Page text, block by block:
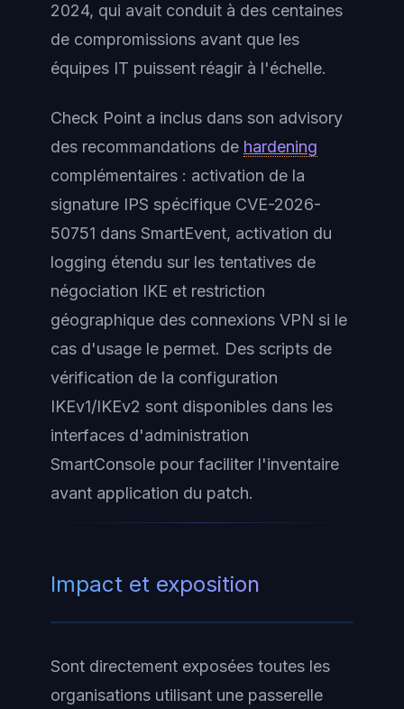
2024, qui avait conduit à des centaines
de compromissions avant que les
équipes IT puissent réagir à l'échelle.
Check Point a inclus dans son advisory
des recommandations de hardening
complémentaires : activation de la
signature IPS spécifique CVE-2026-
50751 dans SmartEvent, activation du
logging étendu sur les tentatives de
négociation IKE et restriction
géographique des connexions VPN si le
cas d'usage le permet. Des scripts de
vérification de la configuration
IKEv1/IKEv2 sont disponibles dans les
interfaces d'administration
SmartConsole pour faciliter l'inventaire
avant application du patch.
Impact et exposition
Sont directement exposées toutes les
organisations utilisant une passerelle